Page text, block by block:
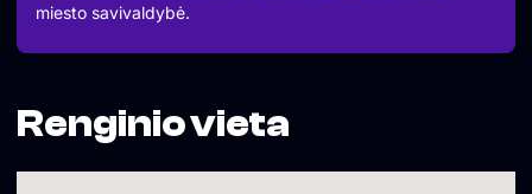
miesto savivaldybė.
Renginio vieta